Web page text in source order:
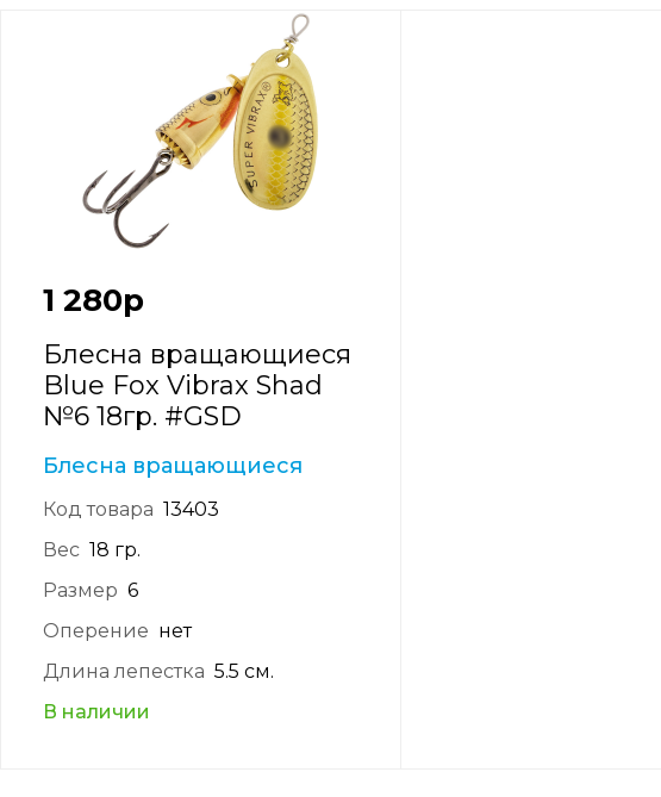
1 280р
Блесна вращающиеся
Blue Fox Vibrax Shad
№6 18гр. #GSD
Блесна вращающиеся
Код товара 13403
Вес 18 гр.
Размер 6
Оперение нет
Длина лепестка 5.5 см.
В наличии